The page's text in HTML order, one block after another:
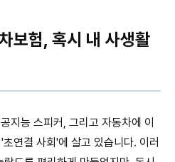
보험, 혹시 내 사생활
지능 스피커, 그리고 자동차에 이
연결 사회'에 살고 있습니다. 이러